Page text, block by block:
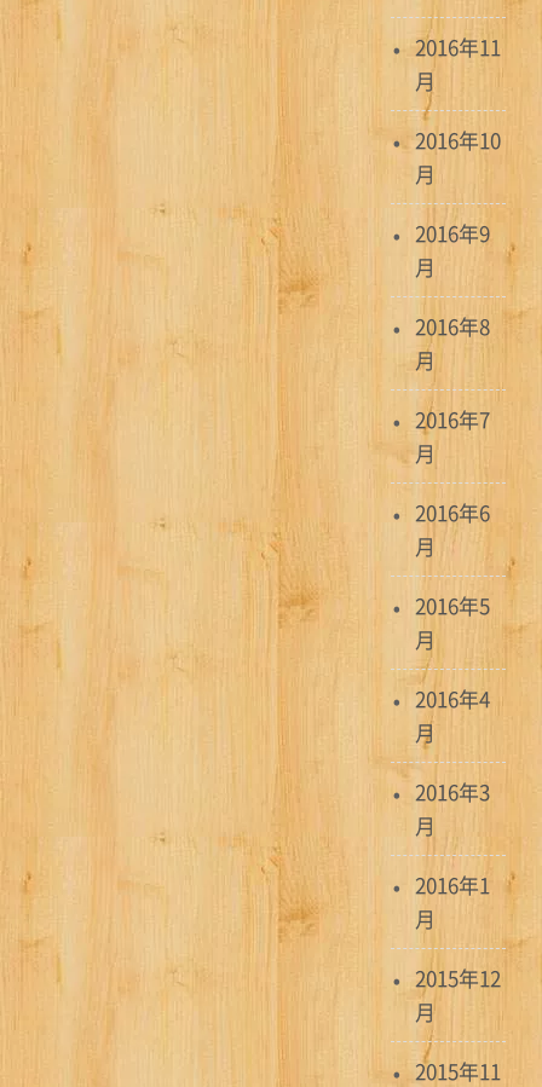
2016年11
月
2016年10
月
2016年9
月
2016年8
月
2016年7
月
2016年6
月
2016年5
月
2016年4
月
2016年3
月
2016年1
月
2015年12
月
2015年11